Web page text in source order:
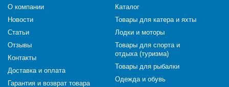
О компании
Новости
Статьи
Отзывы
Контакты
Доставка и оплата
Гарантия и возврат товара
Каталог
Товары для катера и яхты
Лодки и моторы
Товары для спорта и
отдыха (туризма)
Товары для рыбалки
Одежда и обувь